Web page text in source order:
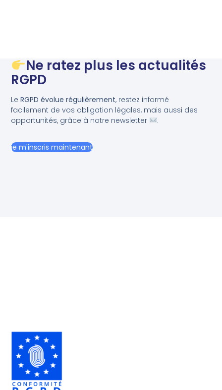
Ne ratez plus les actualités
RGPD
Le RGPD évolue régulièrement, restez informé
facilement de vos obligation légales, mais aussi des
opportunités, grâce à notre newsletter
.
je m'inscris maintenant